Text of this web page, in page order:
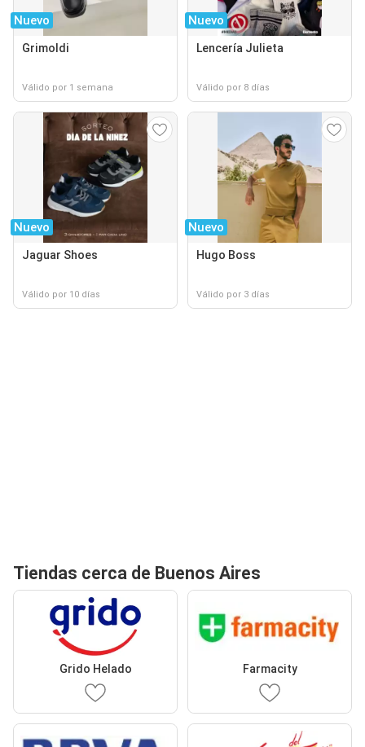
Nuevo
Grimoldi
Válido por 1 semana
Nuevo
Lencería Julieta
Válido por 8 días
Nuevo
Jaguar Shoes
Válido por 10 días
Nuevo
Hugo Boss
Válido por 3 días
Tiendas cerca de Buenos Aires
Grido Helado Farmacity